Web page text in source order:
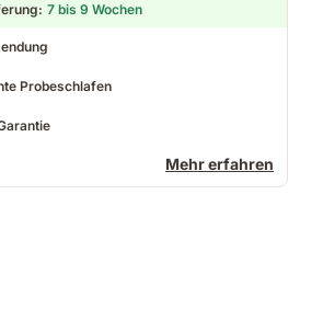
: 7 bis 9 Wochen
Probeschlafen
Mehr erfahren